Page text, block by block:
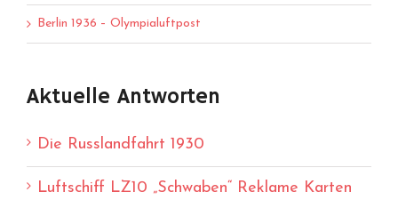
Berlin 1936 – Olympialuftpost
Aktuelle Antworten
Die Russlandfahrt 1930
Luftschiff LZ10 „Schwaben“ Reklame Karten